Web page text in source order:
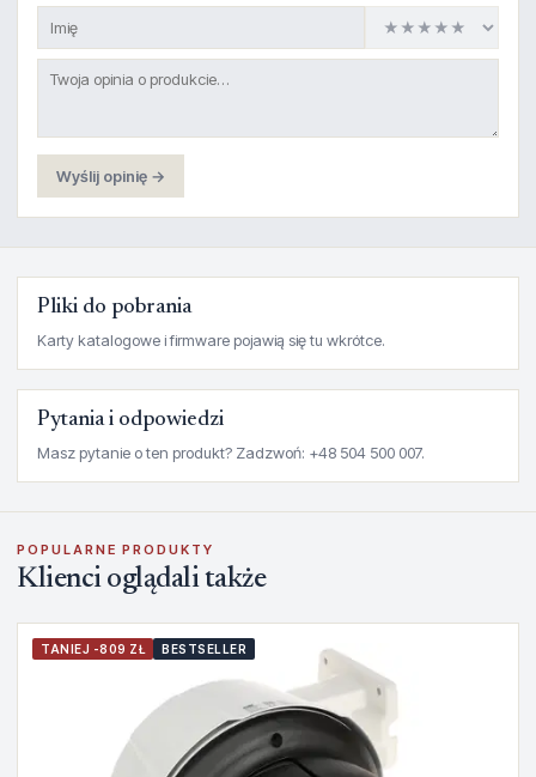
Wyślij opinię →
Pliki do pobrania
Karty katalogowe i firmware pojawią się tu wkrótce.
Pytania i odpowiedzi
Masz pytanie o ten produkt? Zadzwoń: +48 504 500 007.
POPULARNE PRODUKTY
Klienci oglądali także
TANIEJ -809 ZŁ BESTSELLER